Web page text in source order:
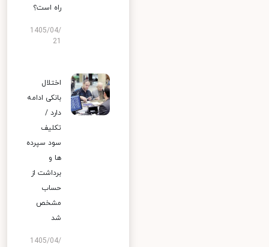
راه است؟
1405/04/
اختلال
بانکی ادامه
دارد /
تکلیف
سود سپرده
ها و
برداشت از
حساب
مشخص
شد
1405/04/